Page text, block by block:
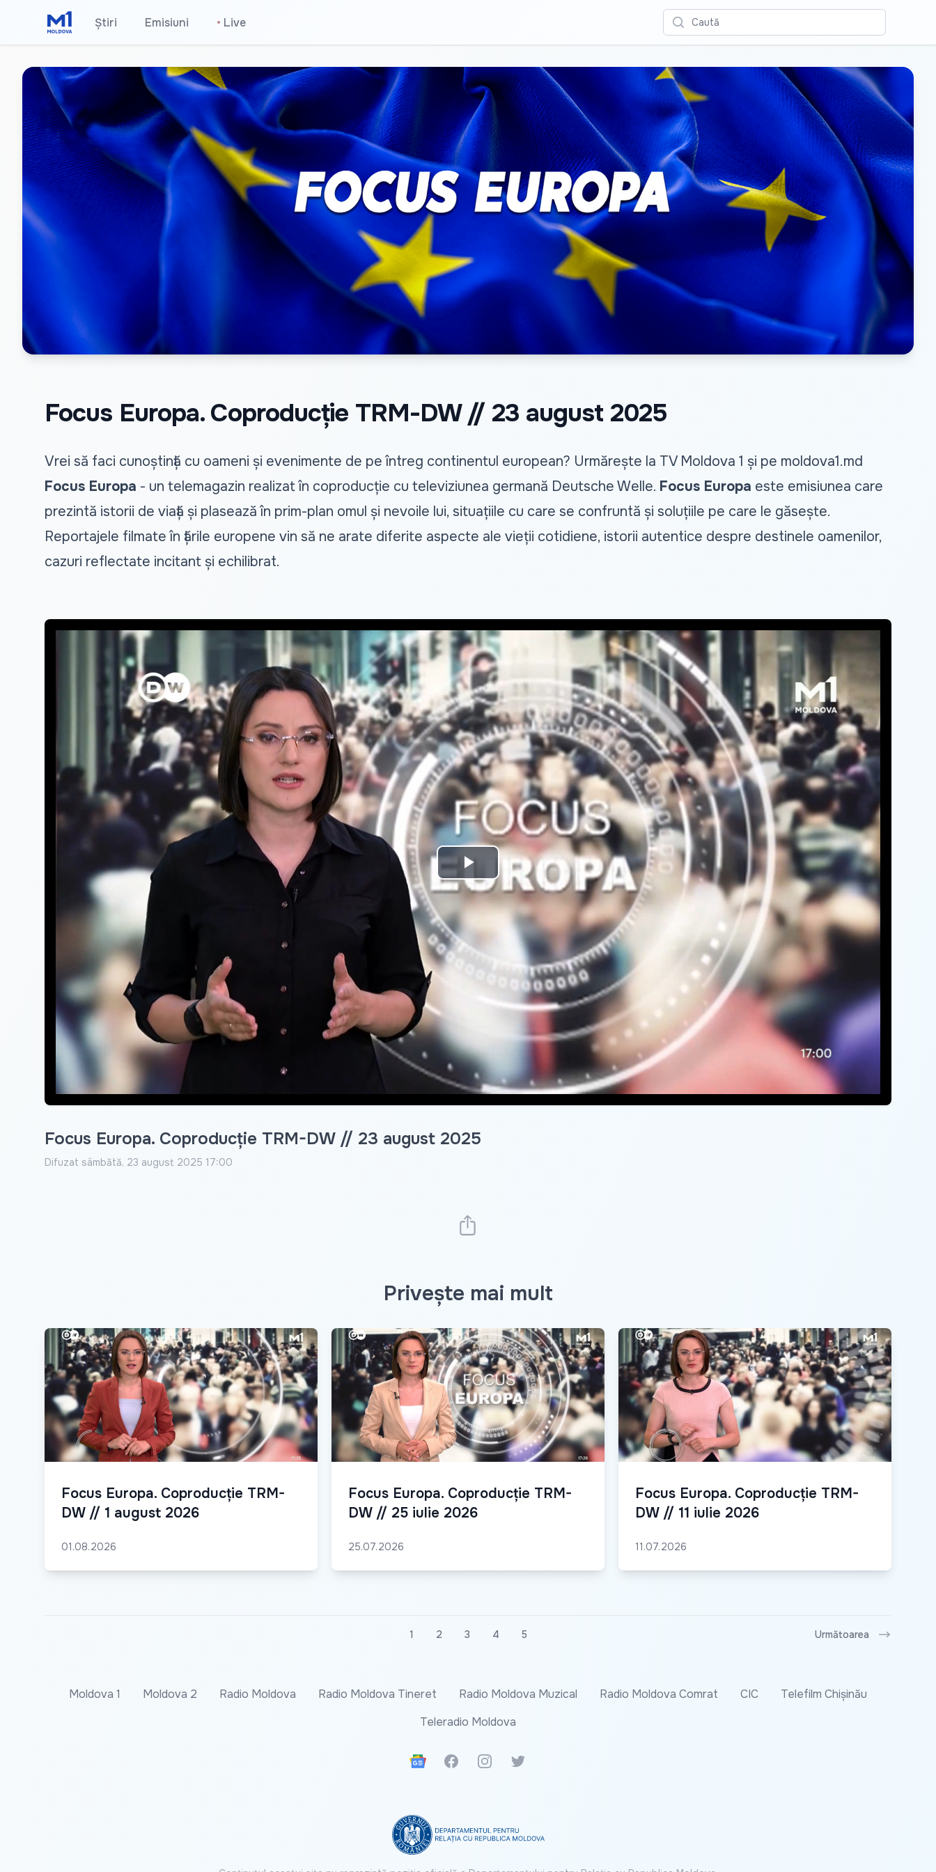
Știri Emisiuni • Live Caută
Focus Europa. Coproducție TRM-DW // 23 august 2025
Vrei să faci cunoștință cu oameni și evenimente de pe întreg continentul european? Urmărește la TV Moldova 1 și pe moldova1.md
Focus Europa - un telemagazin realizat în coproducție cu televiziunea germană Deutsche Welle. Focus Europa este emisiunea care
prezintă istorii de viață și plasează în prim-plan omul și nevoile lui, situațiile cu care se confruntă și soluțiile pe care le găsește.
Reportajele filmate în țările europene vin să ne arate diferite aspecte ale vieții cotidiene, istorii autentice despre destinele oamenilor,
cazuri reflectate incitant și echilibrat.
Play
Video
Focus Europa. Coproducție TRM-DW // 23 august 2025
Difuzat sâmbătă, 23 august 2025 17:00
Privește mai mult
Focus Europa. Coproducție TRM-
DW // 1 august 2026
01.08.2026
Focus Europa. Coproducție TRM-
DW // 25 iulie 2026
25.07.2026
Focus Europa. Coproducție TRM-
DW // 11 iulie 2026
11.07.2026
1 2 3 4 5 Următoarea
Moldova 1 Moldova 2 Radio Moldova Radio Moldova Tineret Radio Moldova Muzical Radio Moldova Comrat CIC
Telefilm Chișinău
Teleradio Moldova
Google News
FacebookInstagramTwitter